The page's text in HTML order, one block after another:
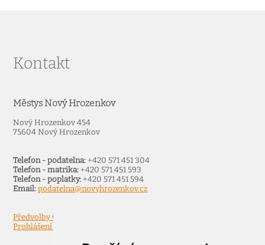
Kontakt
Městys Nový Hrozenkov
Nový Hrozenkov 454
75604 Nový Hrozenkov
Telefon - podatelna:+420 571 451 304
Telefon - matrika:+420 571 451 593
Telefon - poplatky:+420 571 451 594
Email: podatelna@novyhrozenkov.cz
Předvolby Cookies
Prohlášení o přístupnosti